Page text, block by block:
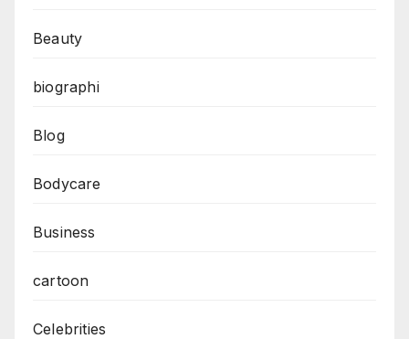
Beauty
biographi
Blog
Bodycare
Business
cartoon
Celebrities